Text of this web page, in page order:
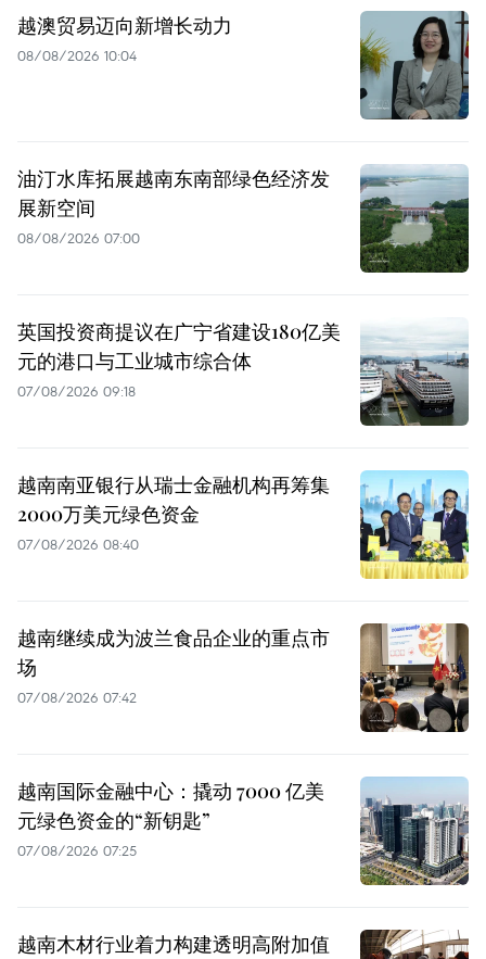
越澳贸易迈向新增长动力
08/08/2026 10:04
油汀水库拓展越南东南部绿色经济发
展新空间
08/08/2026 07:00
英国投资商提议在广宁省建设180亿美
元的港口与工业城市综合体
07/08/2026 09:18
越南南亚银行从瑞士金融机构再筹集
2000万美元绿色资金
07/08/2026 08:40
越南继续成为波兰食品企业的重点市
场
07/08/2026 07:42
越南国际金融中心：撬动 7000 亿美
元绿色资金的“新钥匙”
07/08/2026 07:25
越南木材行业着力构建透明高附加值